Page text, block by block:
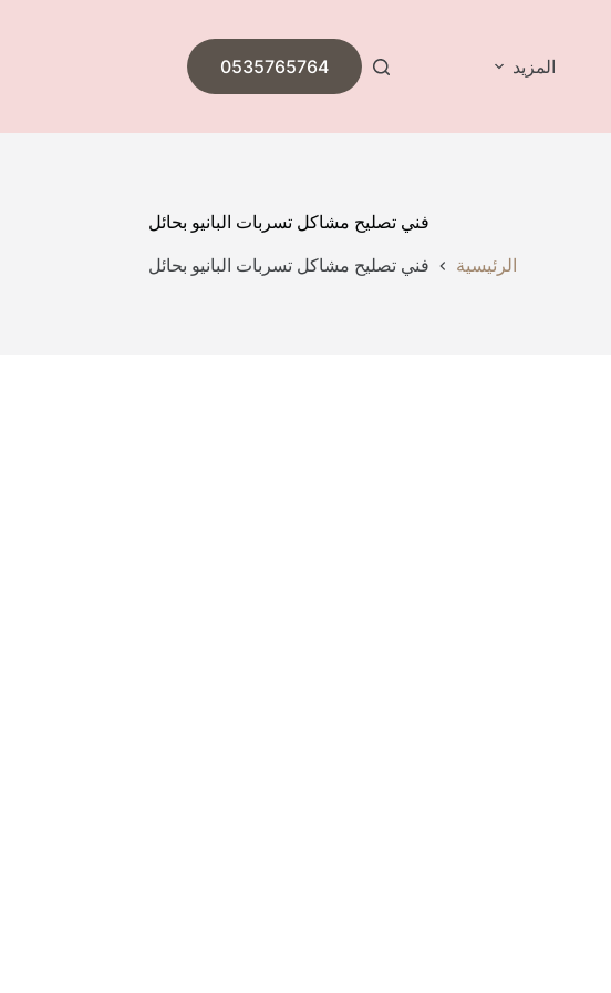
المزيد 0535765764
فني تصليح مشاكل تسربات البانيو بحائل
الرئيسية فني تصليح مشاكل تسربات البانيو بحائل